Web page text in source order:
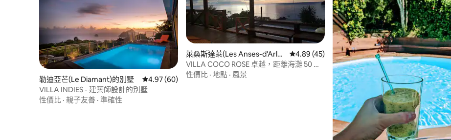
勒迪亞芒(Le Diamant)的別墅 從 60 則評價中獲得 4.97 的平均評分（滿分 5 分）
4.97 (60)
VILLA INDIES - 建築師設計的別墅
性價比 · 親子友善 · 準確性
萊桑斯達萊(Les Anses-d'Arle
t)的別墅
從 45 則評價中獲得 4.89 的平均評分（滿分 5 分）
4.89 (45)
VILLA COCO ROSE 卓越，距離海灘 50 公
尺
性價比 · 地點 · 風景